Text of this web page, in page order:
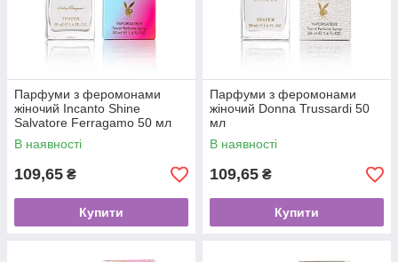
Парфуми з феромонами
жіночий Incanto Shine
Salvatore Ferragamo 50 мл
В наявності
109,65 ₴
Купити
Парфуми з феромонами
жіночий Donna Trussardi 50
мл
В наявності
109,65 ₴
Купити